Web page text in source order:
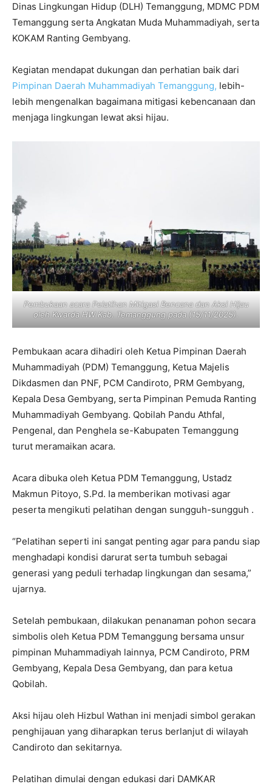
Dinas Lingkungan Hidup (DLH) Temanggung, MDMC PDM
Temanggung serta Angkatan Muda Muhammadiyah, serta
KOKAM Ranting Gembyang.
Kegiatan mendapat dukungan dan perhatian baik dari
Pimpinan Daerah Muhammadiyah Temanggung, lebih-
lebih mengenalkan bagaimana mitigasi kebencanaan dan
menjaga lingkungan lewat aksi hijau.
Pembukaan acara Pelatihan Mitigasi Bencana dan Aksi Hijau
oleh Kwarda HW Kab. Temanggung pada (15/11/2025).
Pembukaan acara dihadiri oleh Ketua Pimpinan Daerah
Muhammadiyah (PDM) Temanggung, Ketua Majelis
Dikdasmen dan PNF, PCM Candiroto, PRM Gembyang,
Kepala Desa Gembyang, serta Pimpinan Pemuda Ranting
Muhammadiyah Gembyang. Qobilah Pandu Athfal,
Pengenal, dan Penghela se-Kabupaten Temanggung
turut meramaikan acara.
Acara dibuka oleh Ketua PDM Temanggung, Ustadz
Makmun Pitoyo, S.Pd. Ia memberikan motivasi agar
peserta mengikuti pelatihan dengan sungguh-sungguh .
“Pelatihan seperti ini sangat penting agar para pandu siap
menghadapi kondisi darurat serta tumbuh sebagai
generasi yang peduli terhadap lingkungan dan sesama,”
ujarnya.
Setelah pembukaan, dilakukan penanaman pohon secara
simbolis oleh Ketua PDM Temanggung bersama unsur
pimpinan Muhammadiyah lainnya, PCM Candiroto, PRM
Gembyang, Kepala Desa Gembyang, dan para ketua
Qobilah.
Aksi hijau oleh Hizbul Wathan ini menjadi simbol gerakan
penghijauan yang diharapkan terus berlanjut di wilayah
Candiroto dan sekitarnya.
Pelatihan dimulai dengan edukasi dari DAMKAR